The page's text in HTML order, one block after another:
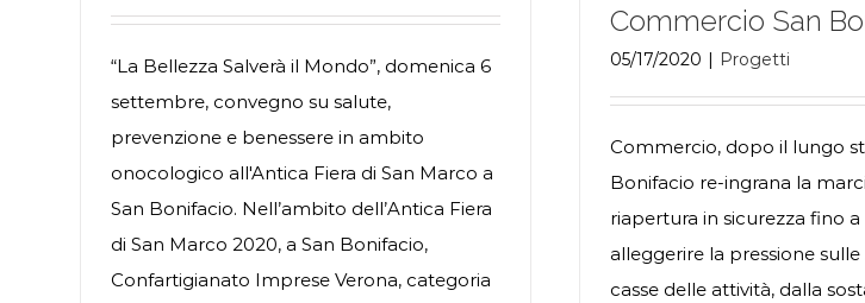
“La Bellezza Salverà il Mondo”, domenica 6
settembre, convegno su salute,
prevenzione e benessere in ambito
onocologico all'Antica Fiera di San Marco a
San Bonifacio. Nell’ambito dell’Antica Fiera
di San Marco 2020, a San Bonifacio,
Confartigianato Imprese Verona, categoria
Commercio San
05/17/2020 | Progetti
Commercio, dopo il lungo
Bonifacio re-ingrana la
riapertura in sicurezza fino
alleggerire la pressione
casse delle attività, dalla